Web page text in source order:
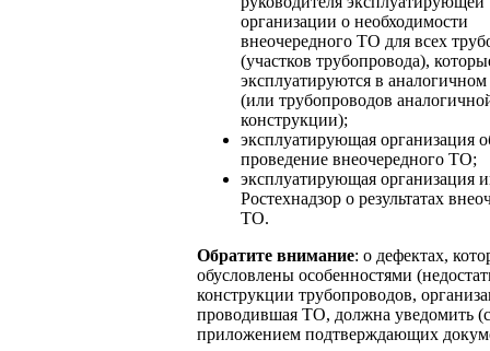
организации о необходимости
внеочередного ТО для всех
(участков трубопровода),
эксплуатируются в
(или трубопроводов
конструкции);
эксплуатирующая организация
проведение внеочередного ТО;
эксплуатирующая организация
Ростехнадзор о результатах
ТО.
Обратите внимание: о дефектах,
обусловлены особенностями
конструкции трубопроводов,
проводившая ТО, должна уведомить (с
приложением подтверждающих